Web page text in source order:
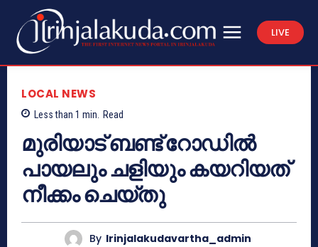
LIVE
LOCAL NEWS
Less than 1 min. Read
മുരിയാട് ബണ്ട് റോഡില്‍
പായലും ചളിയും കയറിയത്
നീക്കം ചെയ്തു
By Irinjalakudavartha_admin